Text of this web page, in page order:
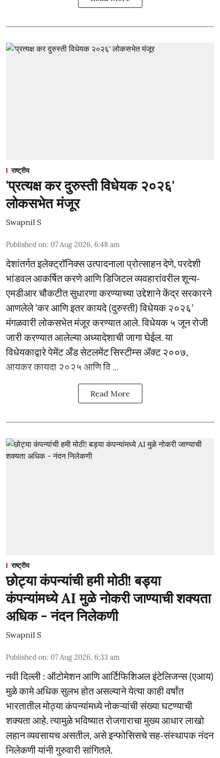
राष्ट्रीय
'प्रत्यक्ष कर दुरुस्ती विधेयक २०२६'
लोकसभेत मंजूर
Swapnil S
Published on: 07 Aug 2026, 6:48 am
देशांतर्गत इलेक्ट्रॉनिक्स उत्पादनाला प्रोत्साहन देणे, परदेशी
भांडवल आकर्षित करणे आणि डिजिटल व्यवहारांवरील शून्य-
एमडीआर चौकटीत सुधारणा करण्याच्या उद्देशाने केंद्र सरकारने
आणलेले ‘कर आणि इतर कायदे (दुरुस्ती) विधेयक २०२६’
मंगळवारी लोकसभेत मंजूर करण्यात आले. विधेयक ५ जून रोजी
जारी करण्यात आलेल्या अध्यादेशाची जागा घेईल. या
विधेयकाद्वारे पेमेंट अँड सेटलमेंट सिस्टीम्स ॲक्ट २००७,
आयकर कायदा २०२५ आणि वि ...
Read More
राष्ट्रीय
छोट्या कंपन्यांची हमी मोठी! बड्या
कंपन्यांमध्ये AI मुळे नोकरी जाण्याची शक्यता
अधिक - नंदन निलेकणी
Swapnil S
Published on: 07 Aug 2026, 6:33 am
नवी दिल्ली : ऑटोमेशन आणि आर्टिफिशिअल इंटेलिजन्स (एआय)
मुळे कामे अधिक सुलभ होत असल्याने येत्या काही वर्षांत
भारतातील मोठ्या कंपन्यांमध्ये नोकऱ्यांची संख्या घटण्याची
शक्यता आहे. त्यामुळे भविष्यात रोजगाराचा मुख्य आधार लाखो
लहान व्यवसायच असतील, असे इन्फोसिसचे सह-संस्थापक नंदन
निलेकणी यांनी गुरुवारी सांगितले.